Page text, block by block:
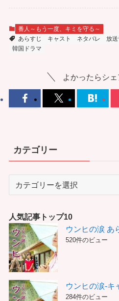
番人～もう一度、キミを守る～
あらすじ
キャスト ネタバレ 放送
韓国ドラマ
よかったらシェ
カテゴリー
リ
ー
人気記事トップ10
ウンヒの涙 あ
520件のビュー
ウンヒの涙-キ
284件のビュー